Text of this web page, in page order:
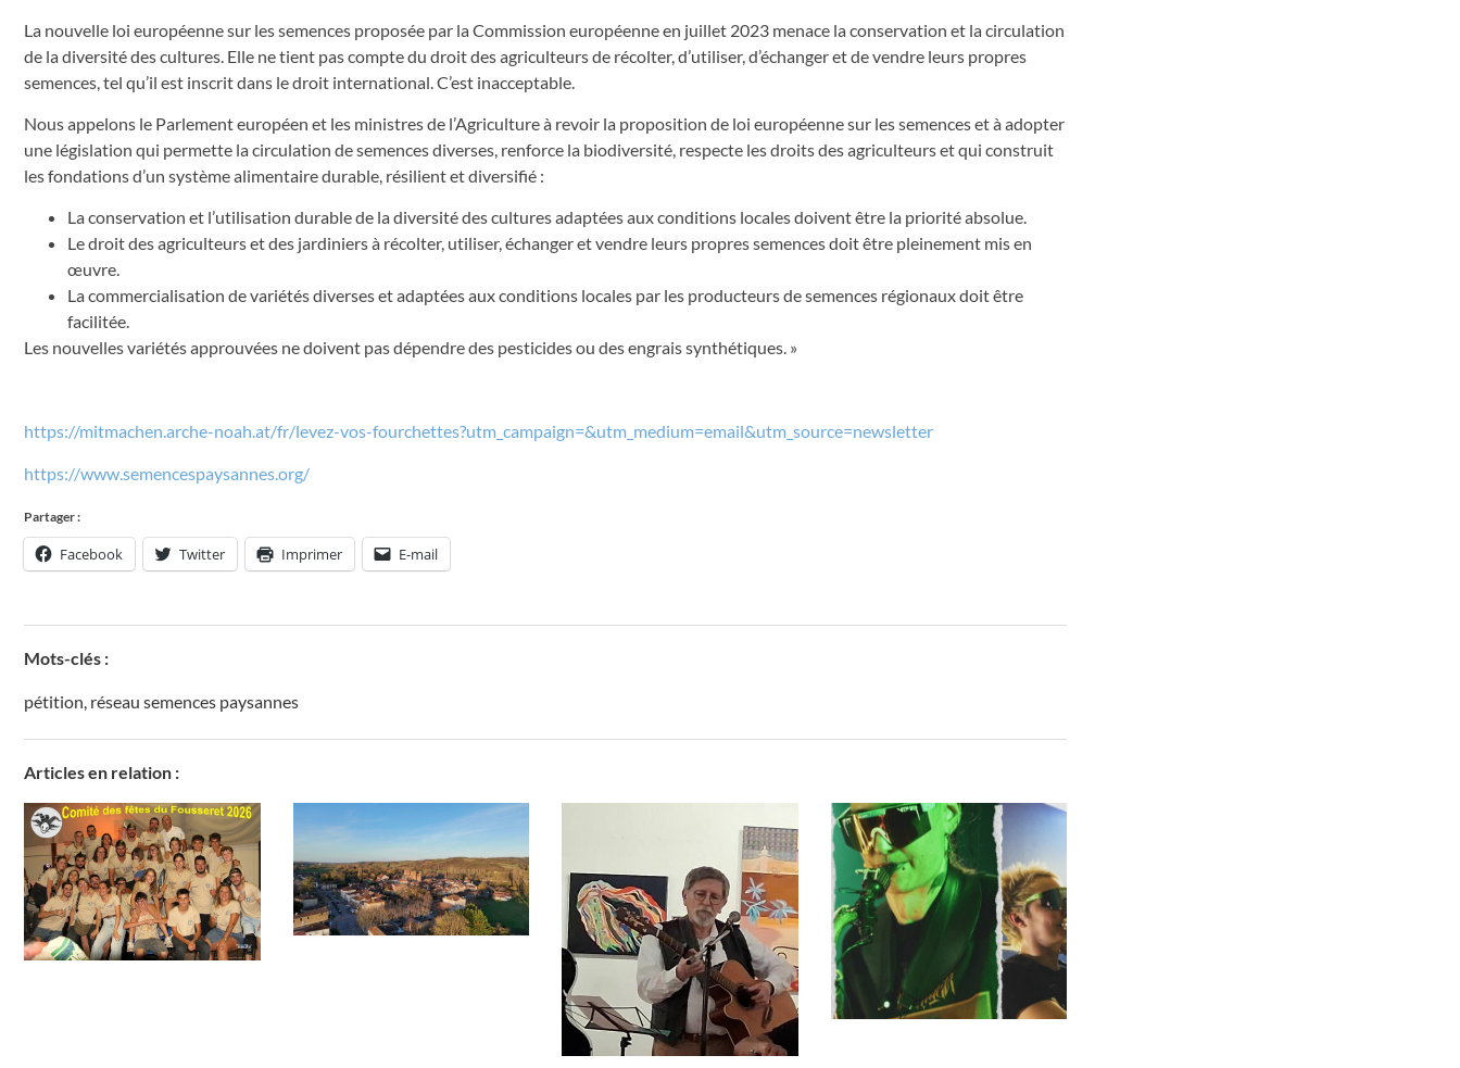
La nouvelle loi européenne sur les semences proposée par la Commission européenne en juillet 2023 menace la conservation et la circulation
de la diversité des cultures. Elle ne tient pas compte du droit des agriculteurs de récolter, d’utiliser, d’échanger et de vendre leurs propres
semences, tel qu’il est inscrit dans le droit international. C’est inacceptable.
Nous appelons le Parlement européen et les ministres de l’Agriculture à revoir la proposition de loi européenne sur les semences et à adopter
une législation qui permette la circulation de semences diverses, renforce la biodiversité, respecte les droits des agriculteurs et qui construit
les fondations d’un système alimentaire durable, résilient et diversifié :
La conservation et l’utilisation durable de la diversité des cultures adaptées aux conditions locales doivent être la priorité absolue.
Le droit des agriculteurs et des jardiniers à récolter, utiliser, échanger et vendre leurs propres semences doit être pleinement mis en
œuvre.
La commercialisation de variétés diverses et adaptées aux conditions locales par les producteurs de semences régionaux doit être
facilitée.
Les nouvelles variétés approuvées ne doivent pas dépendre des pesticides ou des engrais synthétiques. »
https://mitmachen.arche-noah.at/fr/levez-vos-fourchettes?utm_campaign=&utm_medium=email&utm_source=newsletter
https://www.semencespaysannes.org/
Partager :
Facebook Twitter Imprimer E-mail
Mots-clés :
pétition, réseau semences paysannes
Articles en relation :